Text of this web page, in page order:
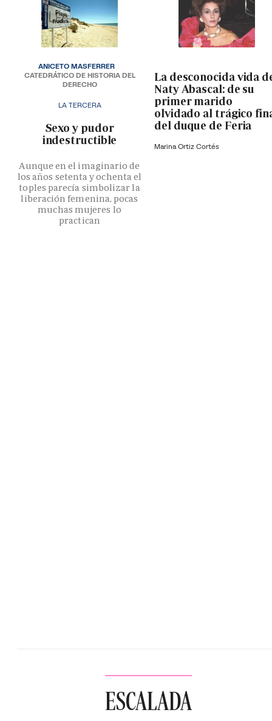
LA TERCERA
­Sexo y pudor
indestructible
Aunque en el imaginario de
los años setenta y ochenta el
toples parecía simbolizar la
liberación femenina, pocas
muchas mujeres lo
practican
ANICETO MASFERRER
CATEDRÁTICO DE HISTORIA DEL
DERECHO
La desconocida vida
Naty Abascal: de su
primer marido
olvidado al trágico
del duque de Feria
Marina Ortiz Cortés
ESCALADA